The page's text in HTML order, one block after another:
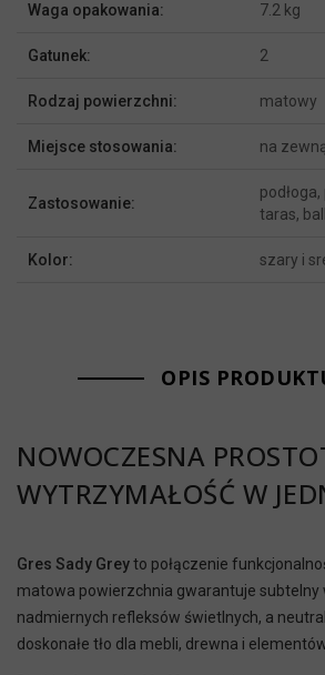
Waga opakowania: 7.2 kg
Gatunek: 2
Rodzaj powierzchni: matowy
Miejsce stosowania: na
Zastosowanie:
taras,
Kolor: szary i
OPIS
NOWOCZESNA
WYTRZYMAŁOŚĆ W
Gres Sady Greyto połączenie
matowa powierzchnia gwarantuje subtelny
nadmiernych refleksów świetlnych, a
doskonałe tło dla mebli, drewna i